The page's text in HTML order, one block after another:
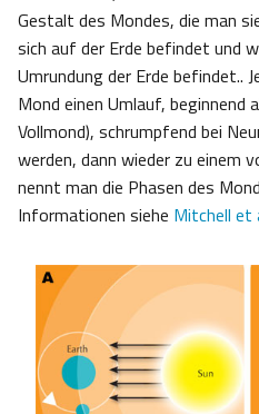
Gestalt des Mondes, die man
sich auf der Erde befindet und
Umrundung der Erde befindet..
Mond einen Umlauf, beginnend
Vollmond), schrumpfend bei
werden, dann wieder zu einem
nennt man die Phasen des
Informationen siehe Mitchell et